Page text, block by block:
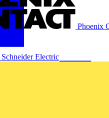
Phoenix
Schneider Electric